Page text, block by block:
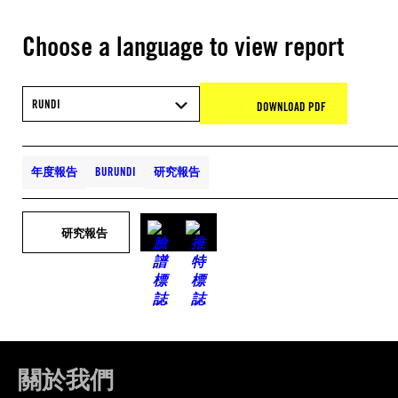
Choose a language to view report
RUNDI DOWNLOAD PDF
年度報告 BURUNDI 研究報告
研究報告
關於我們